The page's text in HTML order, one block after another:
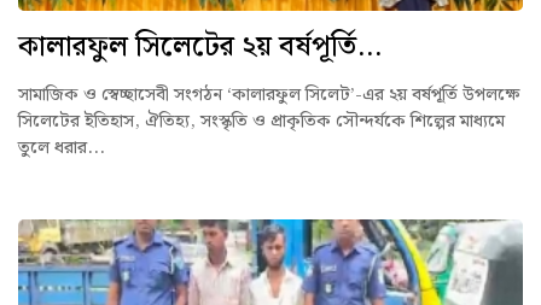
কালারফুল সিলেটের ২য় বর্ষপূর্তি...
সামাজিক ও স্বেচ্ছাসেবী সংগঠন ‘কালারফুল সিলেট’-এর ২য় বর্ষপূর্তি উপলক্ষে
সিলেটের ইতিহাস, ঐতিহ্য, সংস্কৃতি ও প্রাকৃতিক সৌন্দর্যকে শিল্পের মাধ্যমে
তুলে ধরার...